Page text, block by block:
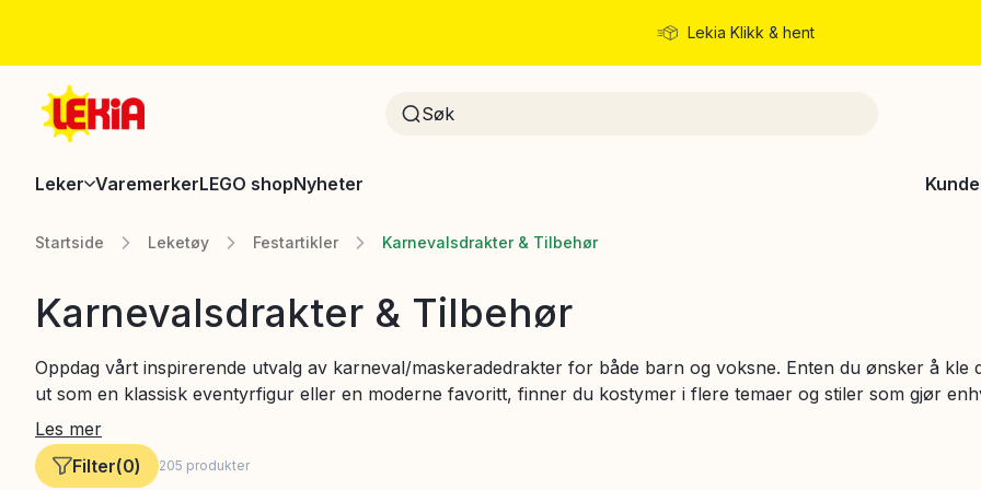
Lekia Klikk & hent
Leker VaremerkerLEGO shopNyheter
Startside Leketøy Festartikler Karnevalsdrakter & Tilbehør
Karnevalsdrakter & Tilbehør
Oppdag vårt inspirerende utvalg av karneval/maskeradedrakter for både barn og voksne. Enten du ønsker å kle
ut som en klassisk eventyrfigur eller en moderne favoritt, finner du kostymer i flere temaer og stiler som gjør
maskeradefest ekstra spesiell. Våre maskeradedrakter kombineres ofte med morsomme byggesett og lekesett for å
skape et komplett utseende. Med praktiske filtre kan du enkelt velge riktig størrelse, aldersgruppe, prisklasse og
produktkategori som passer dine behov og ønsker. Det har aldri vært enklere å finne den perfekte
Les mer
Filter(0) 205 produkter